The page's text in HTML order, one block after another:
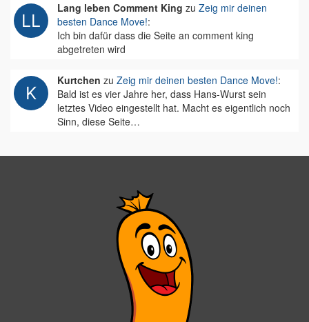
Lang leben Comment King zu Zeig mir deinen
besten Dance Move!:
Ich bin dafür dass die Seite an comment king
abgetreten wird
Kurtchen zu Zeig mir deinen besten Dance Move!:
Bald ist es vier Jahre her, dass Hans-Wurst sein
letztes Video eingestellt hat. Macht es eigentlich noch
Sinn, diese Seite…